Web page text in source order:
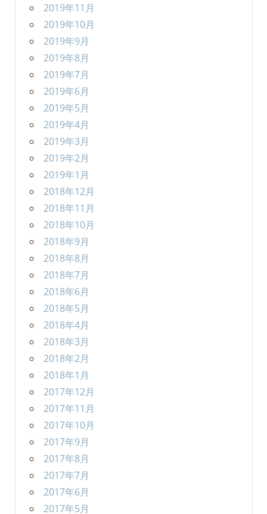
2019年11月
2019年10月
2019年9月
2019年8月
2019年7月
2019年6月
2019年5月
2019年4月
2019年3月
2019年2月
2019年1月
2018年12月
2018年11月
2018年10月
2018年9月
2018年8月
2018年7月
2018年6月
2018年5月
2018年4月
2018年3月
2018年2月
2018年1月
2017年12月
2017年11月
2017年10月
2017年9月
2017年8月
2017年7月
2017年6月
2017年5月